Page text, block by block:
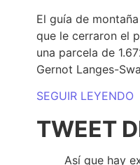
El guía de
que le cerraron el
una parcela de
Gernot Langes-
SEGUIR LEYENDO
TWEET
Así que hay